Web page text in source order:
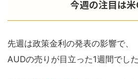
今週の注目は米
先週は政策金利の発表の影響で、
AUDの売りが目立った1週間でした